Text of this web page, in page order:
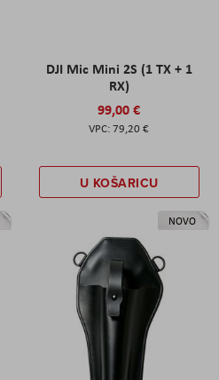
DJI Mic Mini 2S (1 TX + 1
RX)
99,00 €
79,20 €
U KOŠARICU
NOVO